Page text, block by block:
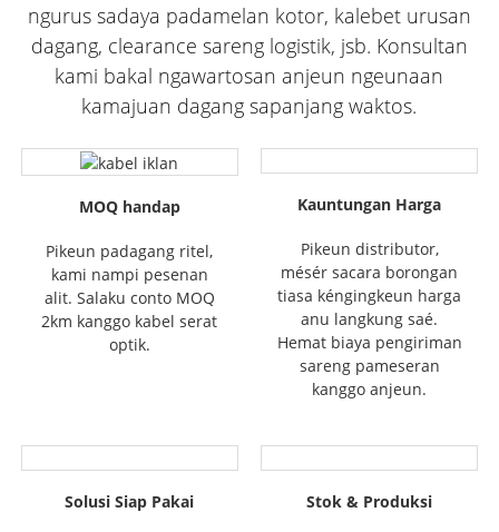
ngurus sadaya padamelan kotor, kalebet urusan
dagang, clearance sareng logistik, jsb. Konsultan
kami bakal ngawartosan anjeun ngeunaan
kamajuan dagang sapanjang waktos.
MOQ handap
Pikeun padagang ritel,
kami nampi pesenan
alit. Salaku conto MOQ
2km kanggo kabel serat
optik.
Kauntungan Harga
Pikeun distributor,
mésér sacara borongan
tiasa kéngingkeun harga
anu langkung saé.
Hemat biaya pengiriman
sareng pameseran
kanggo anjeun.
Solusi Siap Pakai Stok & Produksi